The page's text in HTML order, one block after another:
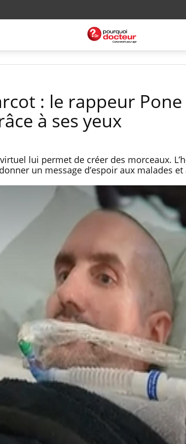
: le rappeur
à ses yeux
lui permet de créer des morceaux.
un message d’espoir aux malades
Toujours connectés :
comment le travail
empiète de plus en plus
sur nos soirées
Cancer colorectal : une
stratégie simple aurait
changé la donne au Pays
basque
Chikungunya, dengue,
West Nile : que se passe-
t-il dans le sud de la
France ?